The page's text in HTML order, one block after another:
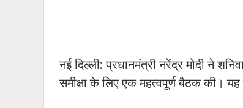
नई दिल्ली: प्रधानमंत्री नरेंद्र मोदी ने
समीक्षा के लिए एक महत्वपूर्ण बैठक की।